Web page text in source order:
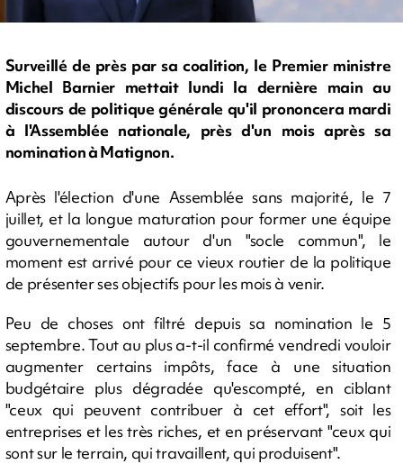
Surveillé de près par sa coalition, le Premier ministre
Michel Barnier mettait lundi la dernière main au
discours de politique générale qu'il prononcera mardi
à l'Assemblée nationale, près d'un mois après sa
nomination à Matignon.
Après l'élection d'une Assemblée sans majorité, le 7
juillet, et la longue maturation pour former une équipe
gouvernementale autour d'un "socle commun", le
moment est arrivé pour ce vieux routier de la politique
de présenter ses objectifs pour les mois à venir.
Peu de choses ont filtré depuis sa nomination le 5
septembre. Tout au plus a-t-il confirmé vendredi vouloir
augmenter certains impôts, face à une situation
budgétaire plus dégradée qu'escompté, en ciblant
"ceux qui peuvent contribuer à cet effort", soit les
entreprises et les très riches, et en préservant "ceux qui
sont sur le terrain, qui travaillent, qui produisent".